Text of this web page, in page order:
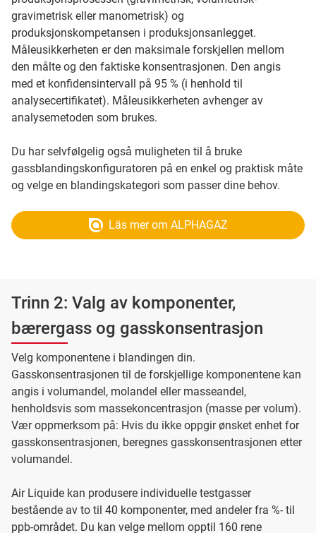
gravimetrisk eller manometrisk) og
produksjonskompetansen i produksjonsanlegget.
Måleusikkerheten er den maksimale forskjellen mellom
den målte og den faktiske konsentrasjonen. Den angis
med et konfidensintervall på 95 % (i henhold til
analysecertifikatet). Måleusikkerheten avhenger av
analysemetoden som brukes.
Du har selvfølgelig også muligheten til å bruke
gassblandingskonfiguratoren på en enkel og praktisk måte
og velge en blandingskategori som passer dine behov.
Läs mer om ALPHAGAZ
Trinn 2: Valg av komponenter,
bærergass og gasskonsentrasjon
Velg komponentene i blandingen din.
Gasskonsentrasjonen til de forskjellige komponentene kan
angis i volumandel, molandel eller masseandel,
henholdsvis som massekoncentrasjon (masse per volum).
Vær oppmerksom på: Hvis du ikke oppgir ønsket enhet for
gasskonsentrasjonen, beregnes gasskonsentrasjonen etter
volumandel.
Air Liquide kan produsere individuelle testgasser
bestående av to til 40 komponenter, med andeler fra %- til
ppb-området. Du kan velge mellom opptil 160 rene